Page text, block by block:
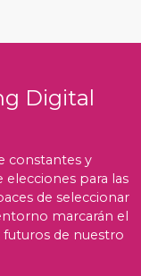
Digital
constantes y
para las
de seleccionar
marcarán el
de nuestro